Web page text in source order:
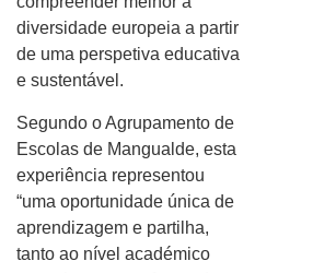
diversidade europeia a partir
de uma perspetiva educativa
e sustentável.
Segundo o Agrupamento de
Escolas de Mangualde, esta
experiência representou
“uma oportunidade única de
aprendizagem e partilha,
tanto ao nível académico